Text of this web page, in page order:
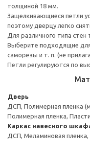
толщиной 18 мм.
Защелкивающиеся петли
поэтому дверцу легко
Для различного типа
Выберите подходящие
саморезы и т. п. (не
Петли регулируются по
Дверь
ДСП, Полимерная пленка
Полимерная пленка,
Каркас навесного
ДСП, Меламиновая пленка,